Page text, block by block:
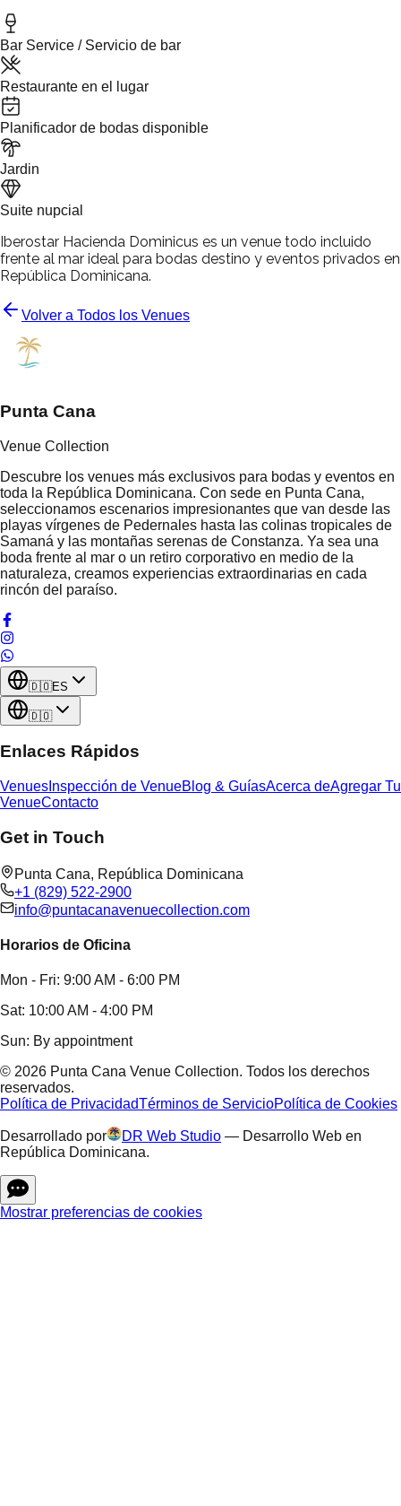
Bar Service / Servicio de bar
Restaurante en el lugar
Planificador de bodas disponible
Jardin
Suite nupcial
Iberostar Hacienda Dominicus es un venue todo incluido
frente al mar ideal para bodas destino y eventos privados en
República Dominicana.
Volver a Todos los Venues
Punta Cana
Venue Collection
Descubre los venues más exclusivos para bodas y eventos en
toda la República Dominicana. Con sede en Punta Cana,
seleccionamos escenarios impresionantes que van desde las
playas vírgenes de Pedernales hasta las colinas tropicales de
Samaná y las montañas serenas de Constanza. Ya sea una
boda frente al mar o un retiro corporativo en medio de la
naturaleza, creamos experiencias extraordinarias en cada
rincón del paraíso.
🇩🇴ES
🇩🇴
Enlaces Rápidos
Venues Inspección de VenueBlog & GuíasAcerca deAgregar Tu
VenueContacto
Get in Touch
Punta Cana, República Dominicana
+1 (829) 522-2900
info@puntacanavenuecollection.com
Horarios de Oficina
Mon - Fri: 9:00 AM - 6:00 PM
Sat: 10:00 AM - 4:00 PM
Sun: By appointment
© 2026 Punta Cana Venue Collection. Todos los derechos
reservados.
Política de PrivacidadTérminos de ServicioPolítica de Cookies
Desarrollado por DR Web Studio — Desarrollo Web en
República Dominicana.
Mostrar preferencias de cookies